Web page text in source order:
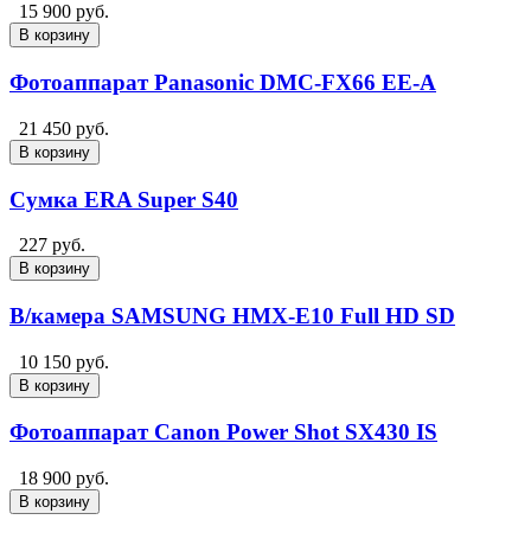
15 900 руб.
В корзину
Фотоаппарат Panasonic DMC-FX66 EE-A
21 450 руб.
В корзину
Сумка ERA Super S40
227 руб.
В корзину
В/камера SAMSUNG HMX-Е10 Full HD SD
10 150 руб.
В корзину
Фотоаппарат Canon Power Shot SX430 IS
18 900 руб.
В корзину